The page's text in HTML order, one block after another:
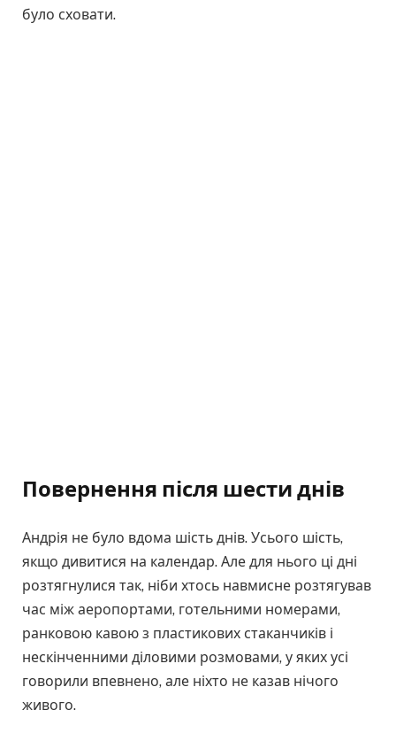
було сховати.
Повернення після шести днів
Андрія не було вдома шість днів. Усього шість,
якщо дивитися на календар. Але для нього ці дні
розтягнулися так, ніби хтось навмисне розтягував
час між аеропортами, готельними номерами,
ранковою кавою з пластикових стаканчиків і
нескінченними діловими розмовами, у яких усі
говорили впевнено, але ніхто не казав нічого
живого.